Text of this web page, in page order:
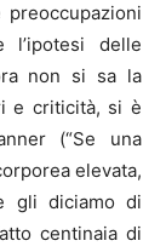
l’ipotesi delle
non si sa la
e criticità, si è
(“Se una
elevata,
gli diciamo di
centinaia di